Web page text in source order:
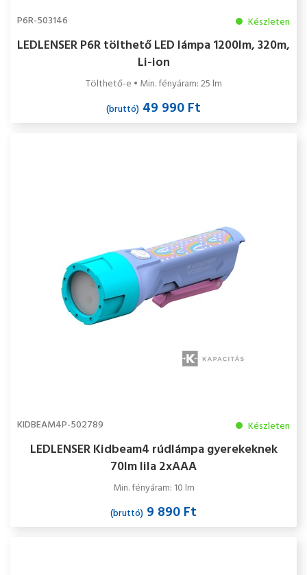
P6R-503146 Készleten
LEDLENSER P6R tölthető LED lámpa 1200lm, 320m,
Li-ion
Tölthető-e • Min. fényáram: 25 lm
(bruttó) 49 990 Ft
KIDBEAM4P-502789 Készleten
LEDLENSER Kidbeam4 rúdlámpa gyerekeknek
70lm lila 2xAAA
Min. fényáram: 10 lm
(bruttó) 9 890 Ft